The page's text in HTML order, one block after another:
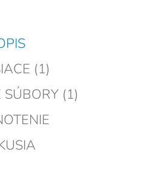
(1)
SÚBORY (1)